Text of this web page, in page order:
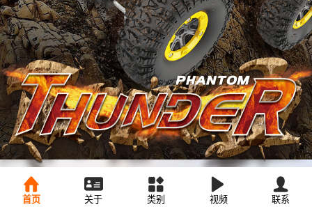
首页 关于 类别 视频 联系